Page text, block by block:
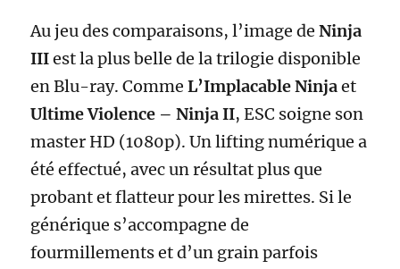
Au jeu des comparaisons, l’image deNinja
IIIest la plus belle de la trilogie disponible
en Blu-ray. CommeL’Implacable Ninjaet
Ultime Violence – Ninja II, ESC soigne son
master HD (1080p). Un lifting numérique a
été effectué, avec un résultat plus que
probant et flatteur pour les mirettes. Si le
générique s’accompagne de
fourmillements et d’un grain parfois